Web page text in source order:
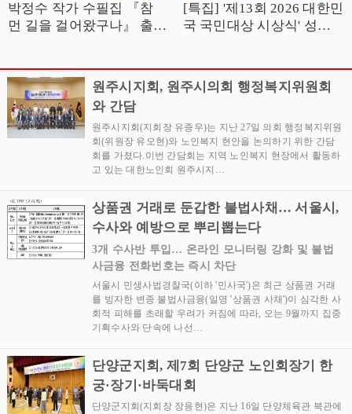
박정수 작가 수필집 『참
먼 길을 걸어왔구나』 출판
[특집] '제13회 2026 대한민
국 국민대상 시상식' 성황
원주시지회, 원주시의회 행정복지위원회
와 간담
원주시지회(지회장 유종우)는 지난 27일 의회 행정복지위원
회(위원장 유오현)와 노인복지 현안을 논의하기 위한 간담
회를 가졌다.이번 간담회는 지역 노인복지 현장에서 활동하
고 있는 대한노인회 원주시지…
상품권 거래로 둔갑한 불법사채… 서울시,
수사와 예방으로 뿌리뽑는다
3개 수사반 투입… 온라인 모니터링 강화 및 불법
사금융 전화번호는 즉시 차단
서울시 민생사법경찰국(이하 '민사국')은 최근 상품권 거래
를 빙자한 변종 불법사금융(일명 '상품권 사채')이 심각한 사
회적 피해를 초래할 우려가 커짐에 따라, 오는 9월까지 집중
기획수사와 단속에 나선…
단양군지회, 제7회 단양군 노인회장기 한
궁·장기·바둑대회
단양군지회(지회장 장용현)은 지난 16일 단양체육관 북관에